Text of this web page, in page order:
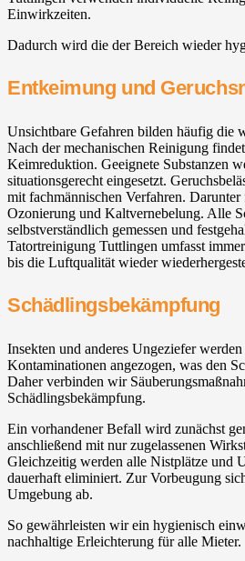
Einwirkzeiten.
Dadurch wird die der Bereich wieder
Entkeimung und
Unsichtbare Gefahren bilden häufig die
Nach der mechanischen Reinigung
Keimreduktion. Geeignete Substanzen
situationsgerecht eingesetzt.
mit fachmännischen Verfahren.
Ozonierung und Kaltvernebelung. Alle
selbstverständlich gemessen und
Tatortreinigung Tuttlingen umfasst
bis die Luftqualität wieder
Schädlingsbekämpfung
Insekten und anderes Ungeziefer
Kontaminationen angezogen, was den
Daher verbinden wir
Schädlingsbekämpfung.
Ein vorhandener Befall wird zunächst
anschließend mit nur zugelassenen
Gleichzeitig werden alle Nistplätze und
dauerhaft eliminiert. Zur Vorbeugung
Umgebung ab.
So gewährleisten wir ein hygienisch
nachhaltige Erleichterung für alle Mieter.